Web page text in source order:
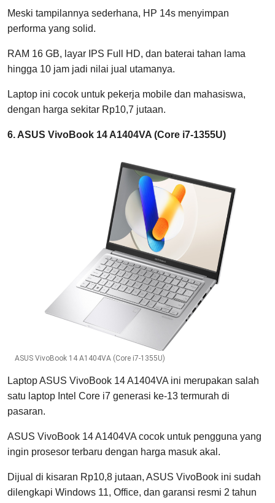
Meski tampilannya sederhana, HP 14s menyimpan
performa yang solid.
RAM 16 GB, layar IPS Full HD, dan baterai tahan lama
hingga 10 jam jadi nilai jual utamanya.
Laptop ini cocok untuk pekerja mobile dan mahasiswa,
dengan harga sekitar Rp10,7 jutaan.
6. ASUS VivoBook 14 A1404VA (Core i7-1355U)
ASUS VivoBook 14 A1404VA (Core i7-1355U)
Laptop ASUS VivoBook 14 A1404VA ini merupakan salah
satu laptop Intel Core i7 generasi ke-13 termurah di
pasaran.
ASUS VivoBook 14 A1404VA cocok untuk pengguna yang
ingin prosesor terbaru dengan harga masuk akal.
Dijual di kisaran Rp10,8 jutaan, ASUS VivoBook ini sudah
dilengkapi Windows 11, Office, dan garansi resmi 2 tahun